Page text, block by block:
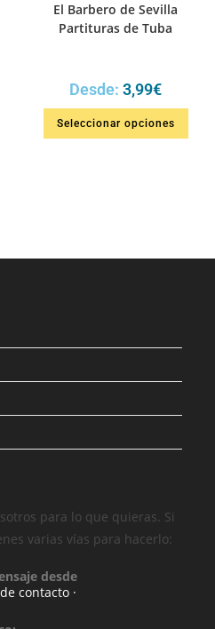
El Barbero de Sevilla
Partituras de Tuba
Desde: 3,99€
Seleccionar opciones
para lo que quieras. Si
varias vías para hacerlo:
desde
contacto ·